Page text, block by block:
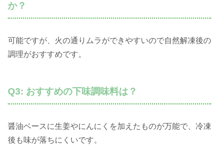
か？
可能ですが、火の通りムラができやすいので自然解凍後の
調理がおすすめです。
Q3: おすすめの下味調味料は？
醤油ベースに生姜やにんにくを加えたものが万能で、冷凍
後も味が落ちにくいです。